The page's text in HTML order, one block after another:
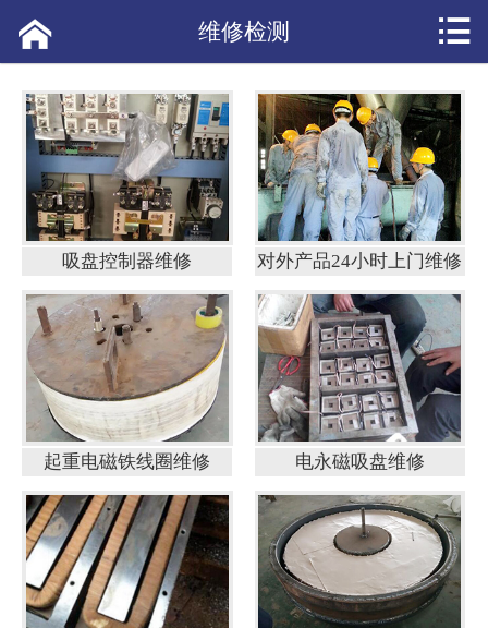
应用案例
短视频
公司新闻
产品资讯
常见问答
热点头条
客户评价
公司简介
工厂环境
维修检测 

吸盘控制器维修 对外产品24小时上门维修
起重电磁铁线圈维修 电永磁吸盘维修